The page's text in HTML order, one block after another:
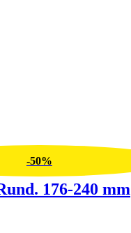
-50%
176-240 mm